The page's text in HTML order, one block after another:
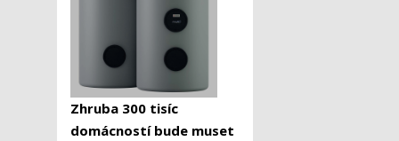
Zhruba 300 tisíc
domácností bude muset